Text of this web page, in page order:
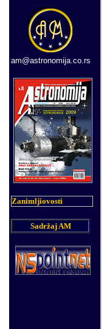
am@astronomija.co.rs
Zanimljiovosti
Sadržaj AM